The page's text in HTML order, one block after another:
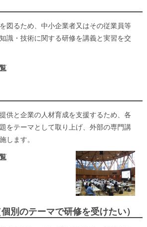
図るため、中小企業者又はその従業員等
識・技術に関する研修を講義と実習を交
供と企業の人材育成を支援するため、各
をテーマとして取り上げ、外部の専門講
します。
別のテーマで研修を受けたい）